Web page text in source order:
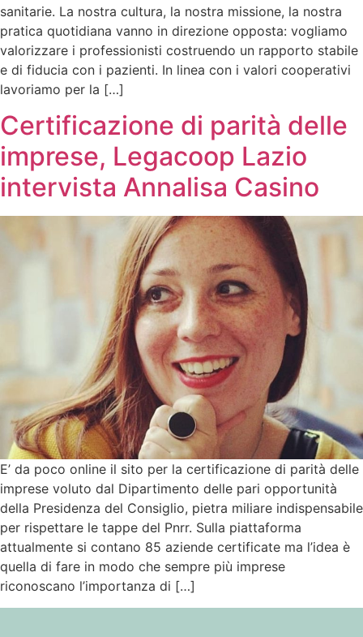
sanitarie. La nostra cultura, la nostra missione, la nostra
pratica quotidiana vanno in direzione opposta: vogliamo
valorizzare i professionisti costruendo un rapporto stabile
e di fiducia con i pazienti. In linea con i valori cooperativi
lavoriamo per la […]
Certificazione di parità delle
imprese, Legacoop Lazio
intervista Annalisa Casino
E’ da poco online il sito per la certificazione di parità delle
imprese voluto dal Dipartimento delle pari opportunità
della Presidenza del Consiglio, pietra miliare indispensabile
per rispettare le tappe del Pnrr. Sulla piattaforma
attualmente si contano 85 aziende certificate ma l’idea è
quella di fare in modo che sempre più imprese
riconoscano l’importanza di […]